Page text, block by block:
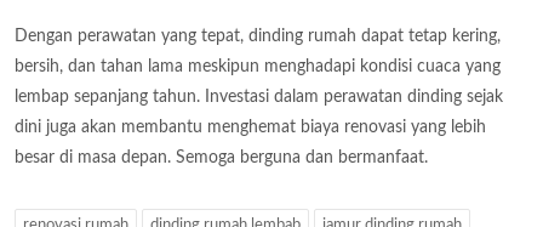
Dengan perawatan yang tepat, dinding rumah dapat tetap kering,
bersih, dan tahan lama meskipun menghadapi kondisi cuaca yang
lembap sepanjang tahun. Investasi dalam perawatan dinding sejak
dini juga akan membantu menghemat biaya renovasi yang lebih
besar di masa depan. Semoga berguna dan bermanfaat.